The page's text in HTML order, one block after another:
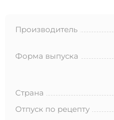
Производитель
Форма выпуска
Страна
Отпуск по рецепту